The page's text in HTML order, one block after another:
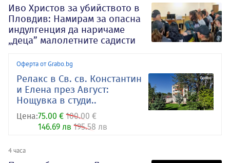
Иво Христов за убийството в
Пловдив: Намирам за опасна
индулгенция да наричаме
„деца” малолетните садисти
Оферта от Grabo.bg
Релакс в Св. св. Константин
и Елена през Август:
Нощувка в студи..
Цена:75.00 € 100.00 €
146.69 лв 195.58 лв
4 часа